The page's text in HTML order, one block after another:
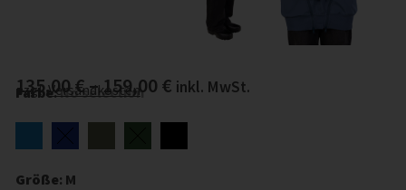
135,00€–159,00 € inkl. MwSt.
zzgl.Versandkosten
Größe: M
Farbe:No selection